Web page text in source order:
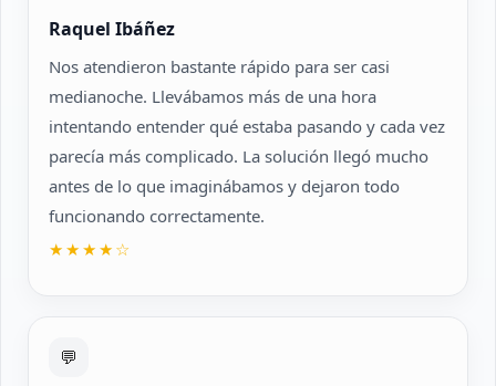
Raquel Ibáñez
Nos atendieron bastante rápido para ser casi
medianoche. Llevábamos más de una hora
intentando entender qué estaba pasando y cada vez
parecía más complicado. La solución llegó mucho
antes de lo que imaginábamos y dejaron todo
funcionando correctamente.
★★★★☆
💬